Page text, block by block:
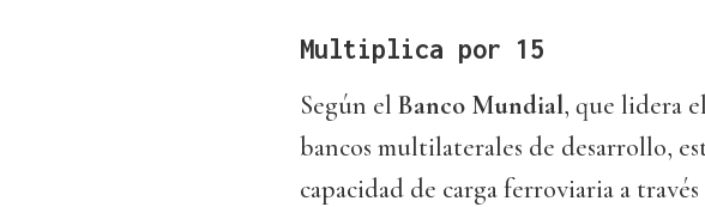
Multiplica por 15
Según el Banco Mundial, que lidera
bancos multilaterales de desarrollo,
capacidad de carga ferroviaria a